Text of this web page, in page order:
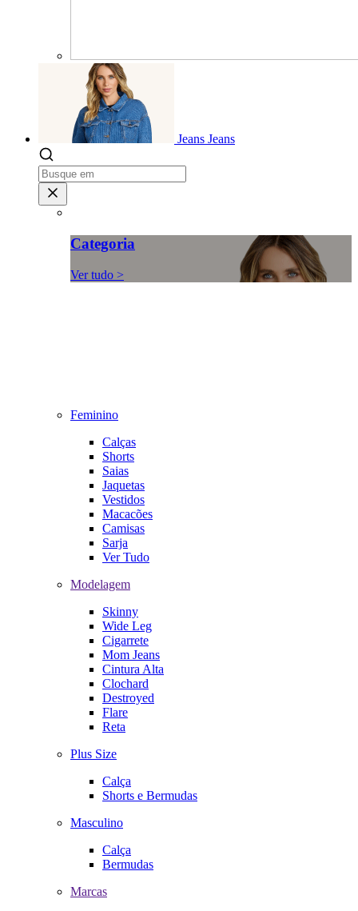
Jeans Jeans
Categoria
Ver tudo >
Feminino
Calças
Shorts
Saias
Jaquetas
Vestidos
Macacões
Camisas
Sarja
Ver Tudo
Modelagem
Skinny
Wide Leg
Cigarrete
Mom Jeans
Cintura Alta
Clochard
Destroyed
Flare
Reta
Plus Size
Calça
Shorts e Bermudas
Masculino
Calça
Bermudas
Marcas